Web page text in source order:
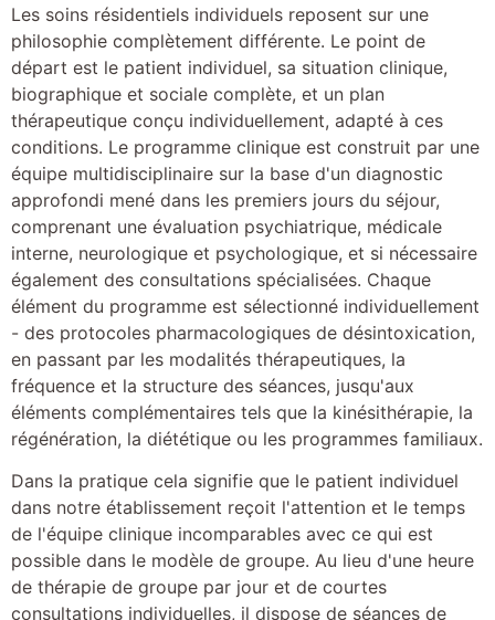
Les soins résidentiels individuels reposent sur une
philosophie complètement différente. Le point de
départ est le patient individuel, sa situation clinique,
biographique et sociale complète, et un plan
thérapeutique conçu individuellement, adapté à ces
conditions. Le programme clinique est construit par une
équipe multidisciplinaire sur la base d'un diagnostic
approfondi mené dans les premiers jours du séjour,
comprenant une évaluation psychiatrique, médicale
interne, neurologique et psychologique, et si nécessaire
également des consultations spécialisées. Chaque
élément du programme est sélectionné individuellement
- des protocoles pharmacologiques de désintoxication,
en passant par les modalités thérapeutiques, la
fréquence et la structure des séances, jusqu'aux
éléments complémentaires tels que la kinésithérapie, la
régénération, la diététique ou les programmes familiaux.
Dans la pratique cela signifie que le patient individuel
dans notre établissement reçoit l'attention et le temps
de l'équipe clinique incomparables avec ce qui est
possible dans le modèle de groupe. Au lieu d'une heure
de thérapie de groupe par jour et de courtes
consultations individuelles, il dispose de séances de